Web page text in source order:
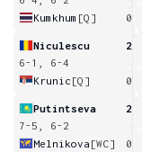
Kumkhum [Q] 0
Niculescu
2
6-1, 6-4
Krunic [Q] 0
Putintseva
2
7-5, 6-2
Melnikova [WC] 0